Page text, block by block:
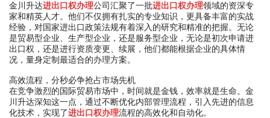
金川升达进出口权办理公司汇聚了一批进出口权办理领域的资深专
家和精英人才。他们不仅拥有扎实的专业知识，更具备丰富的实战
经验，对国家进出口政策法规有着深入的研究和精准的把握。无论
是贸易型企业、生产型企业，还是服务型企业，无论是初次申请进
出口权，还是进行资质变更、续展，他们都能根据企业的具体情
况，量身定制最适合的办理方案。
高效流程，分秒必争抢占市场先机
在竞争激烈的国际贸易市场中，时间就是金钱，效率就是生命。金
川升达深知这一点，通过不断优化内部管理流程，引入先进的信息
化技术，实现了进出口权办理流程的高效化和自动化。